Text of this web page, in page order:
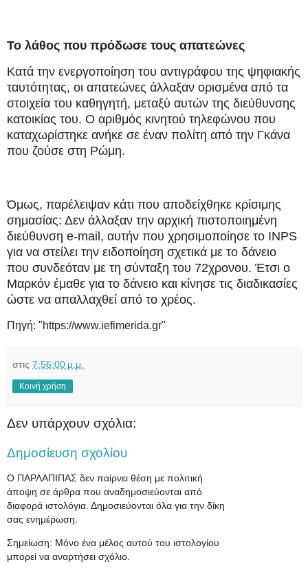
Το λάθος που πρόδωσε τους απατεώνες
Κατά την ενεργοποίηση του αντιγράφου της ψηφιακής
ταυτότητας, οι απατεώνες άλλαξαν ορισμένα από τα
στοιχεία του καθηγητή, μεταξύ αυτών της διεύθυνσης
κατοικίας του. Ο αριθμός κινητού τηλεφώνου που
καταχωρίστηκε ανήκε σε έναν πολίτη από την Γκάνα
που ζούσε στη Ρώμη.
Όμως, παρέλειψαν κάτι που αποδείχθηκε κρίσιμης
σημασίας: Δεν άλλαξαν την αρχική πιστοποιημένη
διεύθυνση e-mail, αυτήν που χρησιμοποίησε το INPS
για να στείλει την ειδοποίηση σχετικά με το δάνειο
που συνδεόταν με τη σύνταξη του 72χρονου. Έτσι ο
Μαρκόν έμαθε για το δάνειο και κίνησε τις διαδικασίες
ώστε να απαλλαχθεί από το χρέος.
Πηγή: "https://www.iefimerida.gr"
στις 7:56:00 μ.μ.
Κοινή χρήση
Δεν υπάρχουν σχόλια:
Δημοσίευση σχολίου
Ο ΠΑΡΛΑΠΙΠΑΣ δεν παίρνει θέση με πολιτική
άποψη σε άρθρα που αναδημοσιεύονται από
διαφορά ιστολόγια. Δημοσιεύονται όλα για την δίκη
σας ενημέρωση.
Σημείωση: Μόνο ένα μέλος αυτού του ιστολογίου
μπορεί να αναρτήσει σχόλιο.